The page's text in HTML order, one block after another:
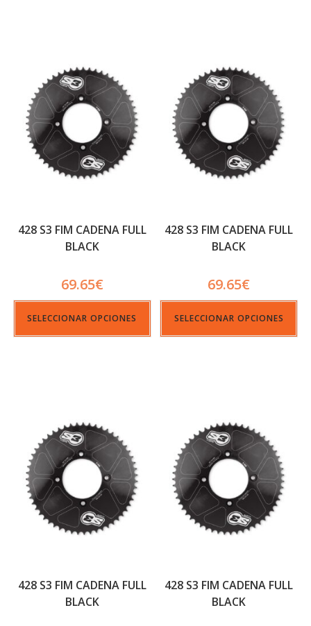
428 S3 FIM CADENA FULL
BLACK
69.65€
SELECCIONAR OPCIONES
428 S3 FIM CADENA FULL
BLACK
69.65€
SELECCIONAR OPCIONES
428 S3 FIM CADENA FULL
BLACK
428 S3 FIM CADENA FULL
BLACK